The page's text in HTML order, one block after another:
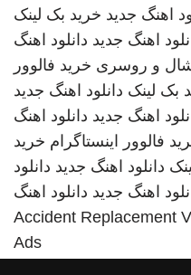
اهنگ جدید خرید بک لینک
اهنگ جدید دانلود اهنگ
و روسری خرید فالوور
بک لینک دانلود اهنگ جدید
اهنگ جدید دانلود اهنگ
فالوور اینستاگرام خرید
دانلود اهنگ جدید دانلود
اهنگ جدید دانلود اهنگ
Accident Replacement
Ads